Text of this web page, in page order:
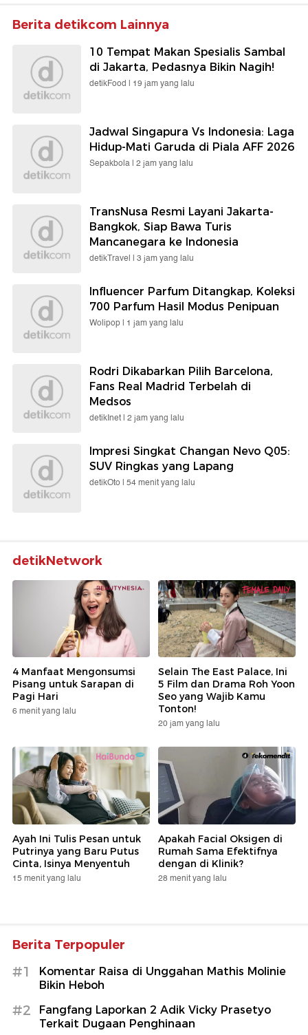
Berita detikcom Lainnya
10 Tempat Makan Spesialis Sambal
di Jakarta, Pedasnya Bikin Nagih!
detikFood | 19 jam yang lalu
Jadwal Singapura Vs Indonesia: Laga
Hidup-Mati Garuda di Piala AFF 2026
Sepakbola | 2 jam yang lalu
TransNusa Resmi Layani Jakarta-
Bangkok, Siap Bawa Turis
Mancanegara ke Indonesia
detikTravel | 3 jam yang lalu
Influencer Parfum Ditangkap, Koleksi
700 Parfum Hasil Modus Penipuan
Wolipop | 1 jam yang lalu
Rodri Dikabarkan Pilih Barcelona,
Fans Real Madrid Terbelah di
Medsos
detikInet | 2 jam yang lalu
Impresi Singkat Changan Nevo Q05:
SUV Ringkas yang Lapang
detikOto | 54 menit yang lalu
detikNetwork
4 Manfaat Mengonsumsi
Pisang untuk Sarapan di
Pagi Hari
6 menit yang lalu
Selain The East Palace, Ini
5 Film dan Drama Roh Yoon
Seo yang Wajib Kamu
Tonton!
20 jam yang lalu
Ayah Ini Tulis Pesan untuk
Putrinya yang Baru Putus
Cinta, Isinya Menyentuh
15 menit yang lalu
Apakah Facial Oksigen di
Rumah Sama Efektifnya
dengan di Klinik?
28 menit yang lalu
Berita Terpopuler
#1
Komentar Raisa di Unggahan Mathis Molinie
Bikin Heboh
#2
Fangfang Laporkan 2 Adik Vicky Prasetyo
Terkait Dugaan Penghinaan